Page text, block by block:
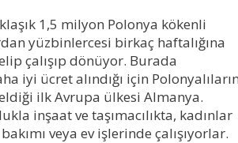
1,5 milyon Polonya kökenli
yüzbinlercesi birkaç haftalığına
çalışıp dönüyor. Burada
iyi ücret alındığı için
ilk Avrupa ülkesi Almanya.
inşaat ve taşımacılıkta, kadınlar
veya ev işlerinde çalışıyorlar.